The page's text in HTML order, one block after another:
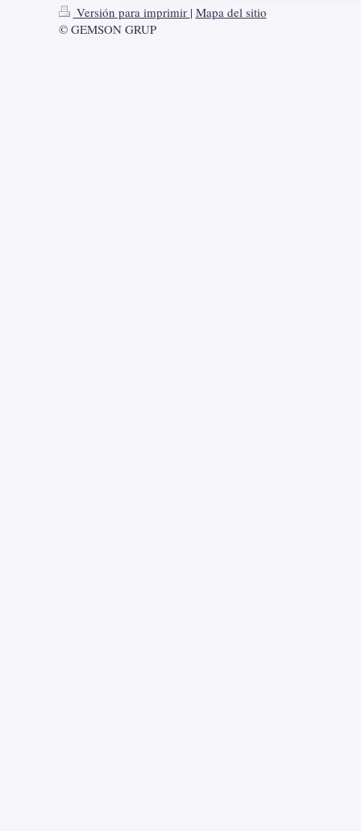
Versión para imprimir | Mapa del sitio
© GEMSON GRUP